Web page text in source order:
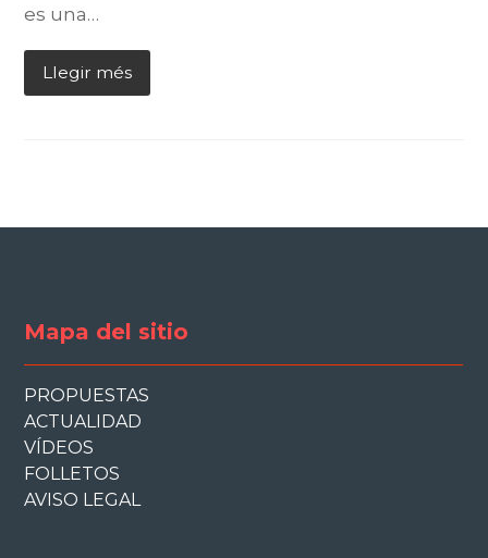
es una…
Llegir més
Mapa del sitio
PROPUESTAS
ACTUALIDAD
VÍDEOS
FOLLETOS
AVISO LEGAL